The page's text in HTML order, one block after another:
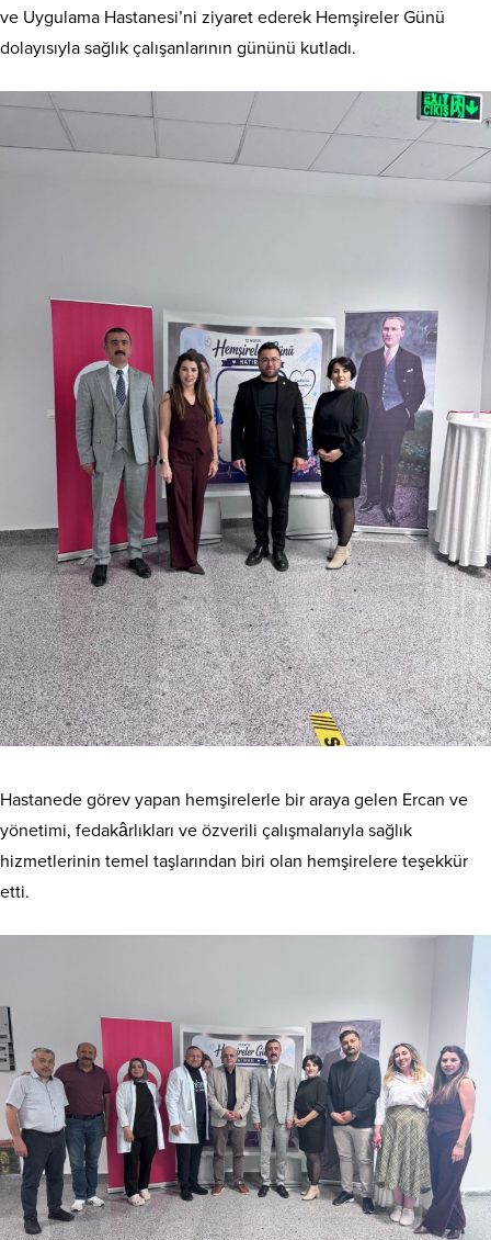
ve Uygulama Hastanesi’ni ziyaret ederek Hemşireler Günü
dolayısıyla sağlık çalışanlarının gününü kutladı.
Hastanede görev yapan hemşirelerle bir araya gelen Ercan ve
yönetimi, fedakârlıkları ve özverili çalışmalarıyla sağlık
hizmetlerinin temel taşlarından biri olan hemşirelere teşekkür
etti.